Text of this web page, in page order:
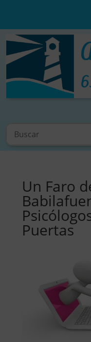
Un Faro
Puertas